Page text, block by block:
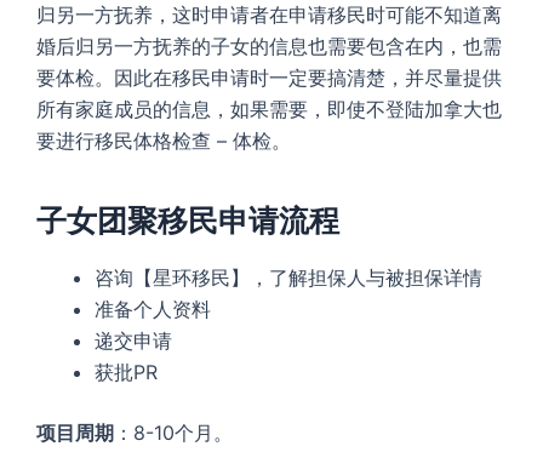
归另一方抚养，这时申请者在申请移民时可能不知道离
婚后归另一方抚养的子女的信息也需要包含在内，也需
要体检。因此在移民申请时一定要搞清楚，并尽量提供
所有家庭成员的信息，如果需要，即使不登陆加拿大也
要进行移民体格检查 – 体检。
子女团聚移民申请流程
咨询【星环移民】，了解担保人与被担保详情
准备个人资料
递交申请
获批PR
项目周期 ：8-10个月。